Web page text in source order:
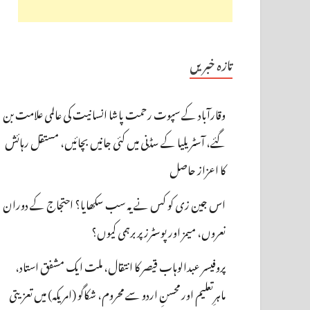
تازہ خبریں
وقارآباد کے سپوت رحمت پاشا انسانیت کی عالمی علامت بن
گئے، آسٹریلیا کے سڈنی میں کئی جانیں بچائیں، مستقل رہائش
کا اعزاز حاصل
اس جین زی کو کس نے یہ سب سکھایا؟ احتجاج کے دوران
نعروں، میمز اور پوسٹرز پر برہمی کیوں؟
پروفیسر عبدالوہاب قیصر کا انتقال، ملت ایک مشفق استاد،
ماہرِتعلیم اور محسنِ اردو سے محروم، شکاگو (امریکہ) میں تعزیتی